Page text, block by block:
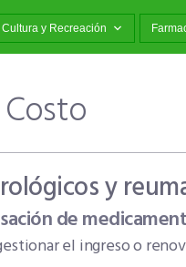
Cultura y Recreación
y
de
el ingreso o